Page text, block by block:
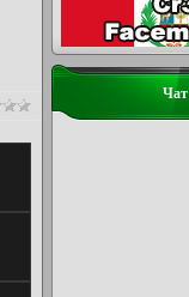
Чат